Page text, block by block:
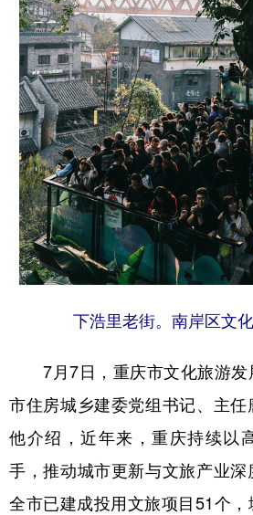
下浩里老街。南岸区文
7月7日，重庆市文化旅游发
市住房城乡建委党组书记、主任
他介绍，近年来，重庆持续以
手，推动城市更新与文旅产业深
全市已建成投用文旅项目51个